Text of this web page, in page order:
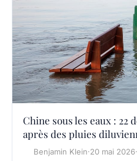
Chine sous les eaux : 22
après des pluies
Benjamin Klein·20 mai 2026·